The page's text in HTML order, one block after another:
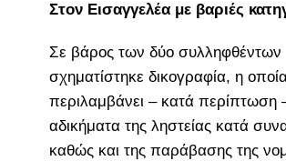
Στον Εισαγγελέα με βαριές
Σε βάρος των δύο συλληφθέντων
σχηματίστηκε δικογραφία, η
περιλαμβάνει – κατά περίπτωση
αδικήματα της ληστείας κατά
καθώς και της παράβασης της